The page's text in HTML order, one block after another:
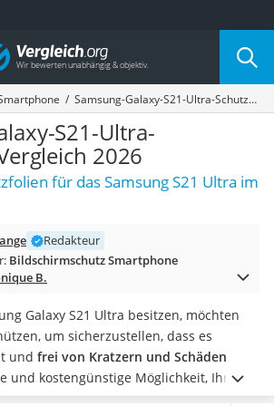
nach Kategorie
Samsung-Galaxy-S21-Ultra-Schutzfolie Vergleich 2026
S21-Ultra-
2026
für das Samsung S21 Ultra im
Redakteur
Bildschirmschutz Smartphone
B.
Galaxy S21 Ultra besitzen, möchten
um sicherzustellen, dass es
und frei von Kratzern und Schäden
und kostengünstige Möglichkeit, Ihr
ist die Verwendung von Schutzfolien.